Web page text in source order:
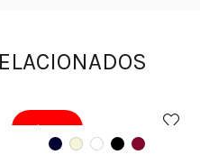
2 X $129.990